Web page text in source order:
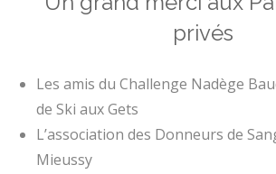
privés
Les amis du Challenge Nadège
de Ski aux Gets
L’association des Donneurs de
Mieussy